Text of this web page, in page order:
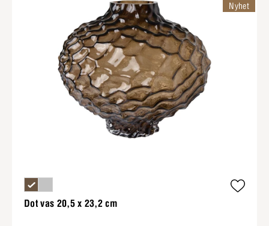
Dot vas 20,5 x 23,2 cm
Nyhet